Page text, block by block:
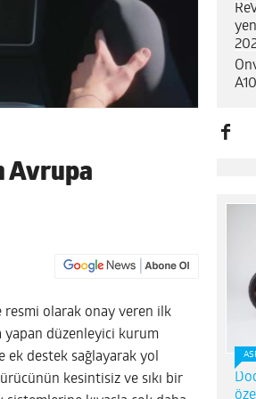
Avrupa
resmi olarak onay veren ilk
yapan düzenleyici kurum
ek destek sağlayarak yol
kesintisiz ve sıkı bir